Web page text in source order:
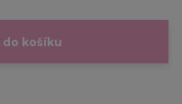
do košíku